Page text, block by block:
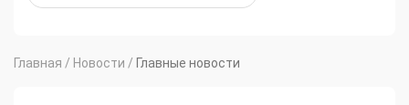
Главная / Новости / Главные новости